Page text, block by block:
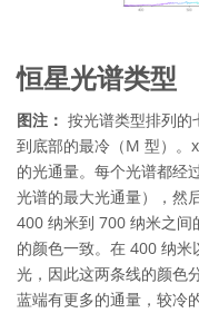
恒星光谱类型
图注： 按光谱类型排列的
到底部的最冷（M 型）。
的光通量。每个光谱都经
光谱的最大光通量），然
400 纳米到 700 纳米之间
的颜色一致。在 400 纳
光，因此这两条线的颜色
蓝端有更多的通量，较冷